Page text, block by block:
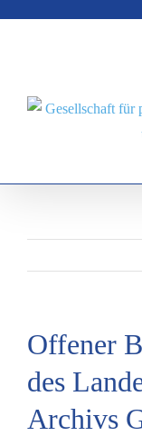
Offener
des
Archivs